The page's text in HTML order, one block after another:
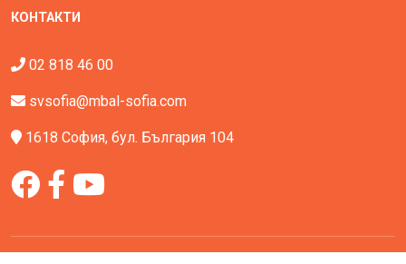
КОНТАКТИ
02 818 46 00
svsofia@mbal-sofia.com
1618 София, бул. България 104